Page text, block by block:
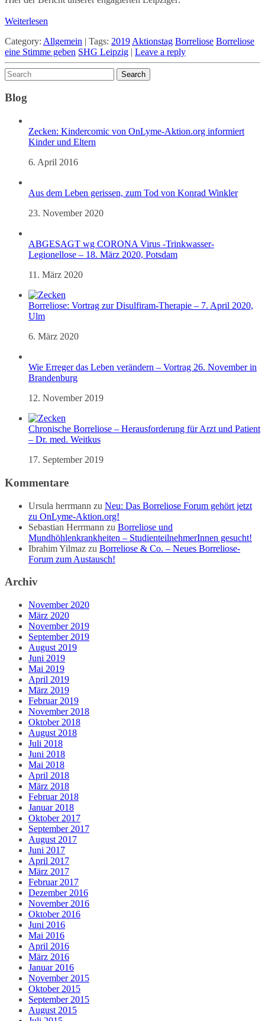
Weiterlesen
Category: Allgemein | Tags: 2019 Aktionstag Borreliose Borreliose
eine Stimme geben SHG Leipzig | Leave a reply
Blog
Zecken: Kindercomic von OnLyme-Aktion.org informiert
Kinder und Eltern
6. April 2016
Aus dem Leben gerissen, zum Tod von Konrad Winkler
23. November 2020
ABGESAGT wg CORONA Virus -Trinkwasser-
Legionellose – 18. März 2020, Potsdam
11. März 2020
Borreliose: Vortrag zur Disulfiram-Therapie – 7. April 2020,
Ulm
6. März 2020
Wie Erreger das Leben verändern – Vortrag 26. November in
Brandenburg
12. November 2019
Chronische Borreliose – Herausforderung für Arzt und Patient
– Dr. med. Weitkus
17. September 2019
Kommentare
Ursula herrmann zu Neu: Das Borreliose Forum gehört jetzt
zu OnLyme-Aktion.org!
Sebastian Herrmann zu Borreliose und
Mundhöhlenkrankheiten – StudienteilnehmerInnen gesucht!
Ibrahim Yilmaz zu Borreliose & Co. – Neues Borreliose-
Forum zum Austausch!
Archiv
November 2020
März 2020
November 2019
September 2019
August 2019
Juni 2019
Mai 2019
April 2019
März 2019
Februar 2019
November 2018
Oktober 2018
August 2018
Juli 2018
Juni 2018
Mai 2018
April 2018
März 2018
Februar 2018
Januar 2018
Oktober 2017
September 2017
August 2017
Juni 2017
April 2017
März 2017
Februar 2017
Dezember 2016
November 2016
Oktober 2016
Juni 2016
Mai 2016
April 2016
März 2016
Januar 2016
November 2015
Oktober 2015
September 2015
August 2015